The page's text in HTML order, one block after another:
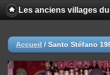
Les anciens villages
Accueil / Santo Stéfano